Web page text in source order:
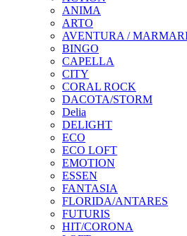
ANIMA
ARTO
AVENTURA /
BINGO
CAPELLA
CITY
CORAL ROCK
DACOTA/STORM
Delia
DELIGHT
ECO
ECO LOFT
EMOTION
ESSEN
FANTASIA
FLORIDA/ANTARES
FUTURIS
HIT/CORONA